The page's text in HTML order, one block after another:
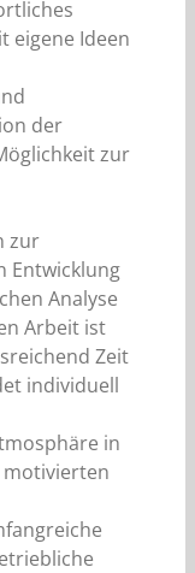
eigene Ideen
der
zur
zur
Entwicklung
Analyse
Arbeit ist
Zeit
individuell
in